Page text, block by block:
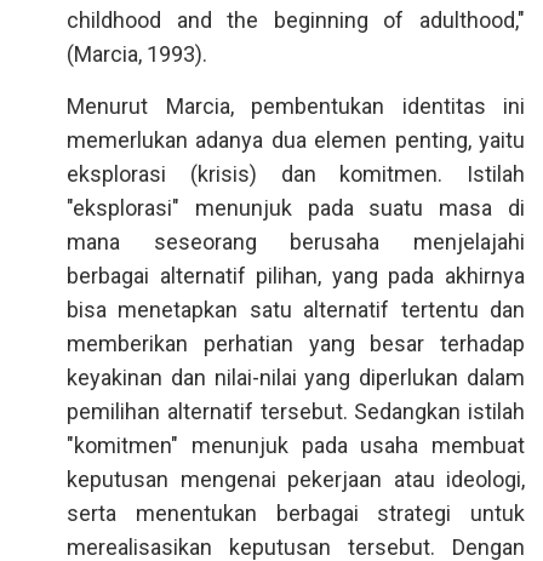
childhood and the beginning of adulthood,"
(Marcia, 1993).
Menurut Marcia, pembentukan identitas ini
memerlukan adanya dua elemen penting, yaitu
eksplorasi (krisis) dan komitmen. Istilah
"eksplorasi" menunjuk pada suatu masa di
mana seseorang berusaha menjelajahi
berbagai alternatif pilihan, yang pada akhirnya
bisa menetapkan satu alternatif tertentu dan
memberikan perhatian yang besar terhadap
keyakinan dan nilai-nilai yang diperlukan dalam
pemilihan alternatif tersebut. Sedangkan istilah
"komitmen" menunjuk pada usaha membuat
keputusan mengenai pekerjaan atau ideologi,
serta menentukan berbagai strategi untuk
merealisasikan keputusan tersebut. Dengan